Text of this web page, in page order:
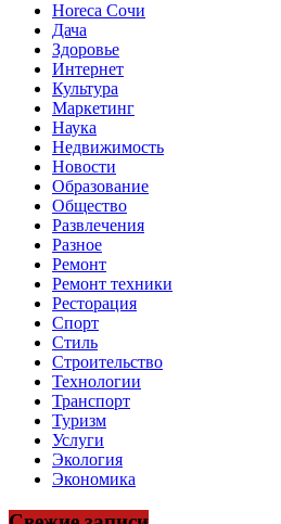
Horeca Сочи
Дача
Здоровье
Интернет
Культура
Маркетинг
Наука
Недвижимость
Новости
Образование
Общество
Развлечения
Разное
Ремонт
Ремонт техники
Ресторация
Спорт
Стиль
Строительство
Технологии
Транспорт
Туризм
Услуги
Экология
Экономика